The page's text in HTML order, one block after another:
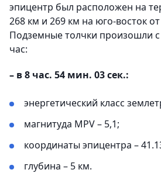
эпицентр был расположен на
268 км и 269 км на юго-восток
Подземные толчки произошли
час:
– в 8 час. 54 мин. 03 сек.:
энергетический класс
магнитуда MPV – 5,1;
координаты эпицентра –
глубина – 5 км.